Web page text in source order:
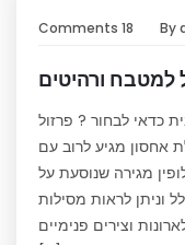
By
18 Comments
למטבח ורהיטים
כדאי לבחור ? פרזול
אחסון מגיע לרוב עם
מגירה שנוסעת על
וניתן לראות מסילות
וצירים פנימיים